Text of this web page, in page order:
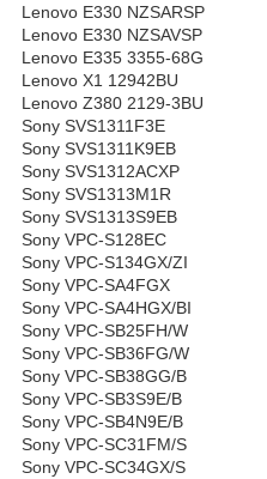
Lenovo E330 NZSARSP
Lenovo E330 NZSAVSP
Lenovo E335 3355-68G
Lenovo X1 12942BU
Lenovo Z380 2129-3BU
Sony SVS1311F3E
Sony SVS1311K9EB
Sony SVS1312ACXP
Sony SVS1313M1R
Sony SVS1313S9EB
Sony VPC-S128EC
Sony VPC-S134GX/ZI
Sony VPC-SA4FGX
Sony VPC-SA4HGX/BI
Sony VPC-SB25FH/W
Sony VPC-SB36FG/W
Sony VPC-SB38GG/B
Sony VPC-SB3S9E/B
Sony VPC-SB4N9E/B
Sony VPC-SC31FM/S
Sony VPC-SC34GX/S